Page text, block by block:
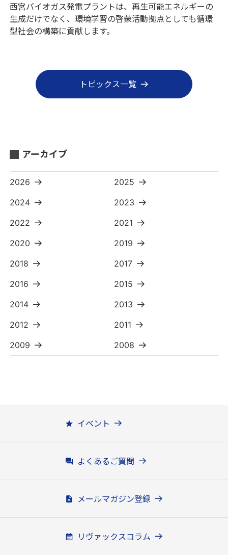
西宮バイオガス発電プラントは、再生可能エネルギーの
生成だけでなく、環境学習の啓蒙活動拠点としても循環
型社会の構築に貢献します。
トピックス一覧
アーカイブ
2026
2025
2024
2023
2022
2021
2020
2019
2018
2017
2016
2015
2014
2013
2012
2011
2009
2008
イベント
よくあるご質問
メールマガジン登録
リヴァックスコラム